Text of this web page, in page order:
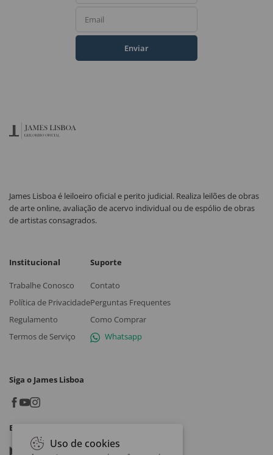
Email
Enviar
James Lisboa é leiloeiro oficial e perito judicial. Realiza leilões de obras
de arte online, avaliação de acervo individual ou de espólio de obras
de artistas consagrados.
Institucional
Trabalhe Conosco
Política de Privacidade
Regulamento
Termos de Serviço
Suporte
Contato
Perguntas Frequentes
Como Comprar
Whatsapp
Siga o James Lisboa
Baixe o App
Google play
Uso de cookies